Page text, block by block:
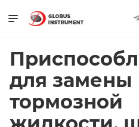
для замены
тормозной